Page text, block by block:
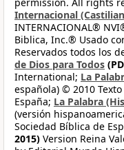
Internacional
INTERNACIONAL®
Biblica, Inc.® Usado
Reservados todos los
de Dios para Todos
International; La
española) © 2010
España; La Palabra
(versión
Sociedad Bíblica de
2015) Version Reina